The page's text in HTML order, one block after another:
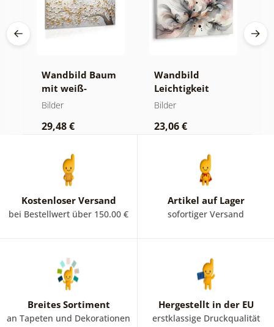
Wandbild Baum
mit weiß-
goldenen Blumen
Bilder
29,48 €
Wandbild
Leichtigkeit
bunter Wellen
Bilder
23,06 €
Kostenloser Versand
bei Bestellwert über 150.00 €
Artikel auf Lager
sofortiger Versand
Breites Sortiment
an Tapeten und Dekorationen
Hergestellt in der EU
erstklassige Druckqualität